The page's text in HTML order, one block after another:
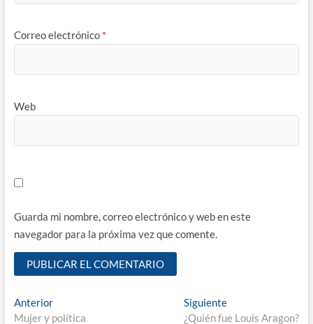
Correo electrónico *
Web
Guarda mi nombre, correo electrónico y web en este
navegador para la próxima vez que comente.
Navegación
AnteriorEntrada
anterior:
Mujer y política
SiguienteEntrada
siguiente:
¿Quién fue Louis Aragon?